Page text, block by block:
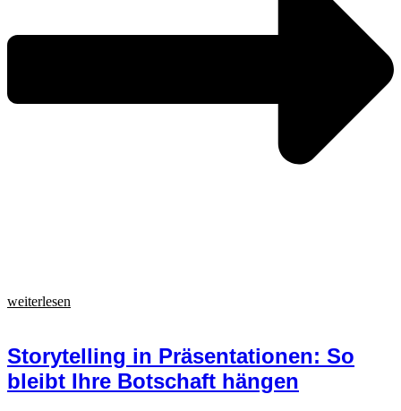
weiterlesen
Storytelling in Präsentationen: So
bleibt Ihre Botschaft hängen